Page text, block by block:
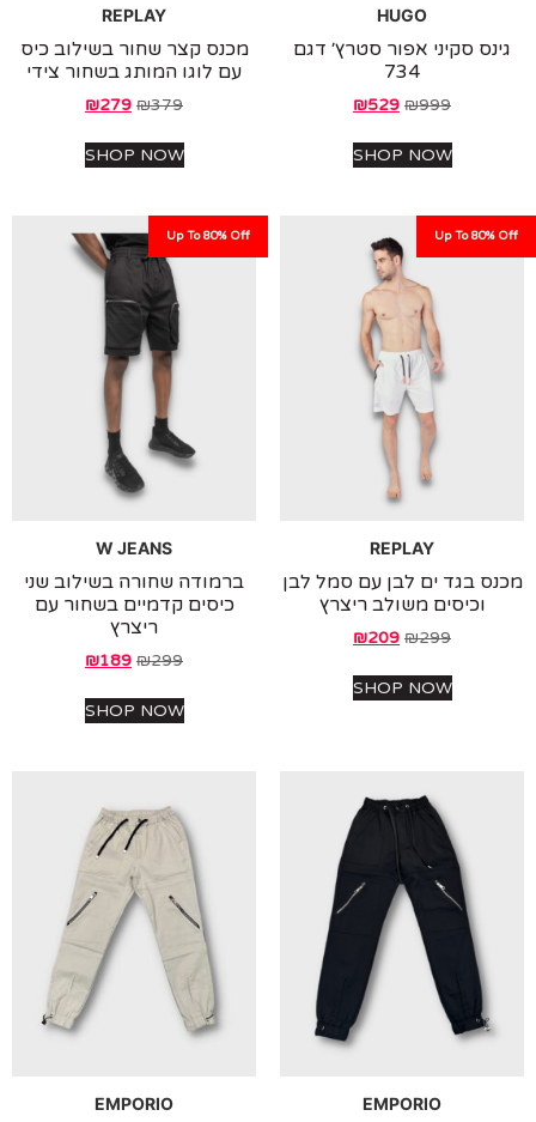
HUGO
סקיני אפור סטרץ׳ דגם
₪
₪529
SHOP NOW
REPLAY
מכנס קצר שחור בשילוב כיס
עם לוגו המותג בשחור צידי
₪
₪279
SHOP NOW
Up To
REPLAY
בגד ים לבן עם סמל לבן
וכיסים משולב ריצרץ
₪
₪209
SHOP NOW
Up To 80% Off
W JEANS
ברמודה שחורה בשילוב שני
כיסים קדמיים בשחור עם
ריצרץ
₪
₪189
SHOP NOW
EMPORIO
EMPORIO